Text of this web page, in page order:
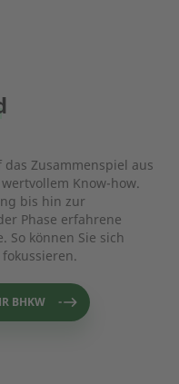
Zusammenspiel aus
Know-how.
bis hin zur
Phase erfahrene
So können Sie sich
BHKW